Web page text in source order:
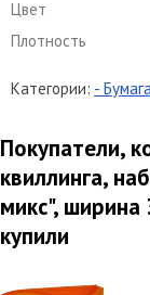
Цвет
Плотность
Категории: -
Покупатели,
квиллинга,
микс",
купили